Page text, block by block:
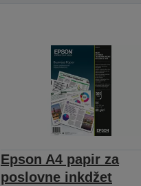
Epson A4 papir za
poslovne inkdžet